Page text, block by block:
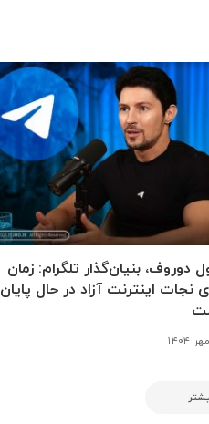
دوروف، بنیان‌گذار تلگرام: زمان
نجات اینترنت آزاد در حال پایان